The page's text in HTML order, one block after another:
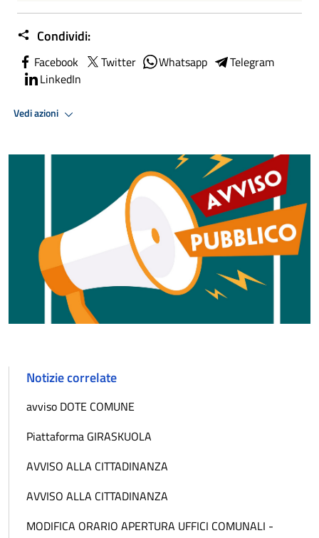
Condividi:
Facebook Twitter Whatsapp
Telegram
LinkedIn
Vedi azioni
Notizie correlate
avviso DOTE COMUNE
Piattaforma GIRASKUOLA
AVVISO ALLA CITTADINANZA
AVVISO ALLA CITTADINANZA
MODIFICA ORARIO APERTURA UFFICI COMUNALI -